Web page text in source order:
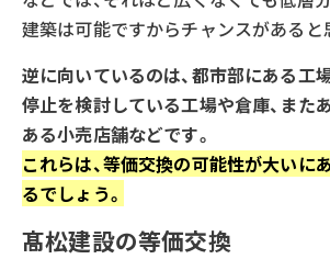
建築は可能ですからチャンスがあると
逆に向いているのは、都市部にある工
停止を検討している工場や倉庫、また
ある小売店舗などです。
これらは、等価交換の可能性が大いに
るでしょう。
髙松建設の等価交換